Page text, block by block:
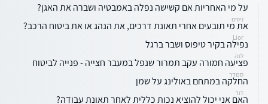
על מי האחריות אם קשישה נפלה באמבטיה ושברה את האגן?
ניסים
את מי תובעים אחרי תאונת דרכים, את הנהג או את ביטוח הרכב?
Lior
נפילה בקיר טיפוס ושבר ברגל
לנה
פציעה חמורה עקב תמרור שנפל במעבר חצייה - פנייה לביטוח
סמדר
החלקה במתחם באולינג על שמן
דוד
האם אני יכול להוציא נכות כללית לאחר תאונת עבודה?